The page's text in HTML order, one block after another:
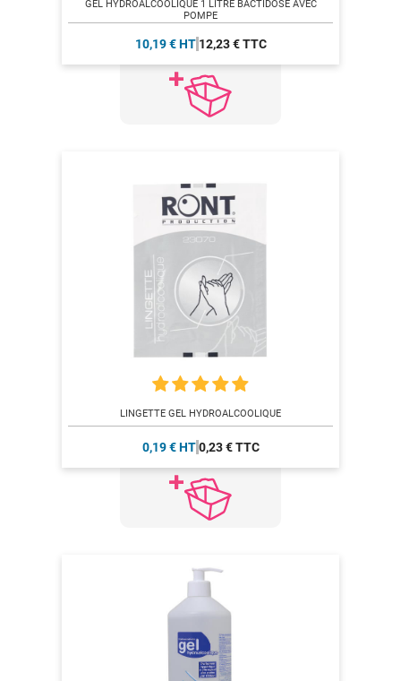
GEL HYDROALCOOLIQUE 1 LITRE BACTIDOSE AVEC
POMPE
10,19 € HT 12,23 € TTC
LINGETTE GEL HYDROALCOOLIQUE
0,19 € HT 0,23 € TTC